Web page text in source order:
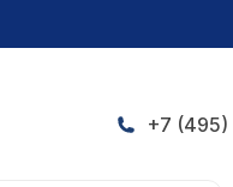
+7 (495)